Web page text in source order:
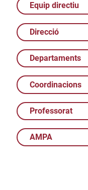
Equip directiu
Direcció
Departaments
Coordinacions
Professorat
AMPA